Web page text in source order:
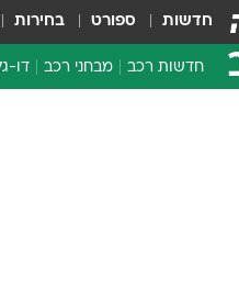
חדשות ספורט בחירות
חדשות רכב מבחני רכב דו-